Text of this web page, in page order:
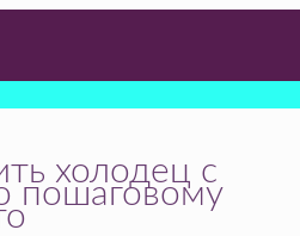
холодец с
пошаговому